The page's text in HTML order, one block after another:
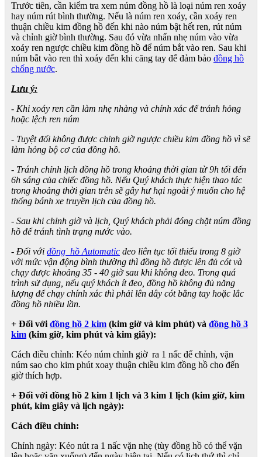
Trước tiên, cần kiểm tra xem núm đồng hồ là loại núm ren xoáy
hay núm rút bình thường. Nếu là núm ren xoáy, cần xoáy ren
thuận chiều kim đồng hồ đến khi nào núm bật hết ren, rút núm
và chỉnh giờ bình thường. Sau đó vừa nhấn nhẹ núm vào vừa
xoáy ren ngược chiều kim đồng hồ để núm bắt vào ren. Sau khi
núm bắt vào ren thì xoáy đến khi căng tay để đảm bảo đồng hồ
chống nước.
Lưu ý:
- Khi xoáy ren cần làm nhẹ nhàng và chính xác để tránh hỏng
hoặc lệch ren núm
- Tuyệt đối không được chỉnh giờ ngược chiều kim đồng hồ vì sẽ
làm hỏng bộ cơ của đồng hồ.
- Tránh chỉnh lịch đồng hồ trong khoảng thời gian từ 9h tối đến
6h sáng của chiếc đồng hồ. Nếu Quý khách thực hiện thao tác
trong khoảng thời gian trên sẽ gây hư hại ngoài ý muốn cho hệ
thống bánh xe truyền lịch của đồng hồ.
- Sau khi chỉnh giờ và lịch, Quý khách phải đóng chặt núm đồng
hồ để tránh tình trạng nước vào.
- Đối với đồng hồ Automatic đeo liên tục tối thiểu trong 8 giờ
với mức vận động bình thường thì đồng hồ được lên đủ cót và
chạy được khoảng 35 - 40 giờ sau khi không đeo. Trong quá
trình sử dụng, nếu quý khách ít đeo, đồng hồ không đủ năng
lượng để chạy chính xác thì phải lên dây cót bằng tay hoặc lắc
đồng hồ nhiều lần.
+ Đối với đồng hồ 2 kim (kim giờ và kim phút) và đồng hồ 3
kim (kim giờ, kim phút và kim giây):
Cách điều chỉnh: Kéo núm chỉnh giờ ra 1 nấc để chỉnh, vặn
núm sao cho kim phút xoay thuận chiều kim đồng hồ cho đến
giờ thích hợp.
+ Đối với đồng hồ 2 kim 1 lịch và 3 kim 1 lịch (kim giờ, kim
phút, kim giây và lịch ngày):
Cách điều chỉnh:
Chỉnh ngày: Kéo nút ra 1 nấc vặn nhẹ (tùy đồng hồ có thể vặn